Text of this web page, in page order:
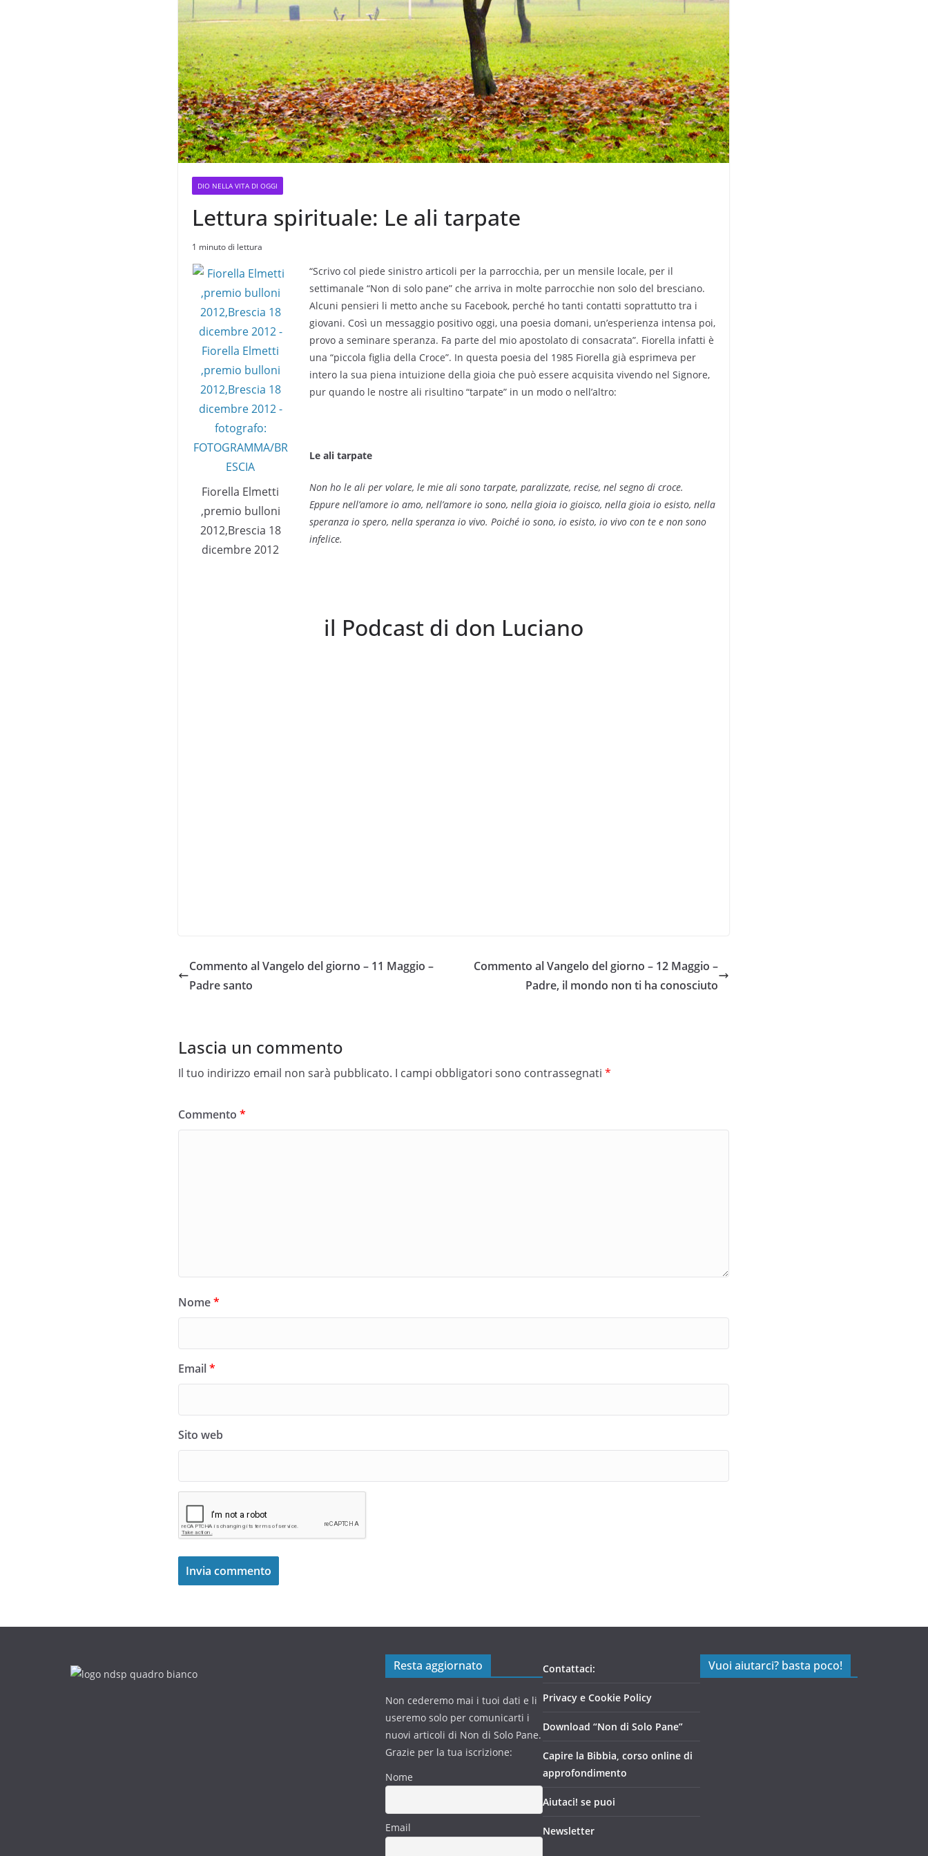
DIO NELLA VITA DI OGGI
Lettura spirituale: Le ali tarpate
1 minuto di lettura
Fiorella Elmetti
,premio bulloni
2012,Brescia 18
dicembre 2012
“Scrivo col piede sinistro articoli per la parrocchia, per un mensile locale, per il
settimanale “Non di solo pane” che arriva in molte parrocchie non solo del bresciano.
Alcuni pensieri li metto anche su Facebook, perché ho tanti contatti soprattutto tra i
giovani. Così un messaggio positivo oggi, una poesia domani, un’esperienza intensa poi,
provo a seminare speranza. Fa parte del mio apostolato di consacrata”. Fiorella infatti è
una “piccola figlia della Croce”. In questa poesia del 1985 Fiorella già esprimeva per
intero la sua piena intuizione della gioia che può essere acquisita vivendo nel Signore,
pur quando le nostre ali risultino “tarpate” in un modo o nell’altro:
Le ali tarpate
Non ho le ali per volare, le mie ali sono tarpate, paralizzate, recise, nel segno di croce.
Eppure nell’amore io amo, nell’amore io sono, nella gioia io gioisco, nella gioia io esisto, nella
speranza io spero, nella speranza io vivo. Poiché io sono, io esisto, io vivo con te e non sono
infelice.
il Podcast di don Luciano
Commento al Vangelo del giorno – 11 Maggio –
Padre santo
Commento al Vangelo del giorno – 12 Maggio –
Padre, il mondo non ti ha conosciuto
Lascia un commento
Il tuo indirizzo email non sarà pubblicato. I campi obbligatori sono contrassegnati *
Commento *
Nome*
Email*
Sito web
Resta aggiornato
Non cederemo mai i tuoi dati e li
useremo solo per comunicarti i
nuovi articoli di Non di Solo Pane.
Grazie per la tua iscrizione:
Nome
Email
Contattaci:
Privacy e Cookie Policy
Download “Non di Solo Pane”
Capire la Bibbia, corso online di
approfondimento
Aiutaci! se puoi
Newsletter
Vuoi aiutarci? basta poco!